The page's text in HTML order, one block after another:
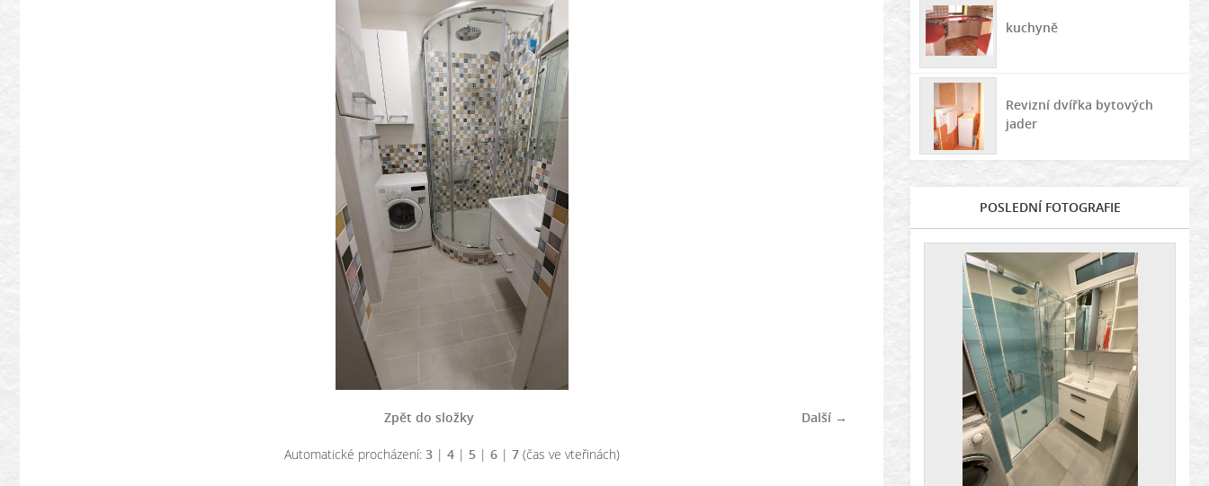
Další →
Zpět do složky
Automatické procházení: 3| 4| 5| 6| 7(čas ve vteřinách)
kuchyně
Revizní dvířka bytových
jader
POSLEDNÍ FOTOGRAFIE